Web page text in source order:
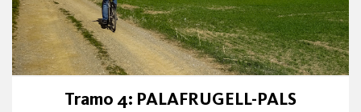
Tramo 4: PALAFRUGELL-PALS